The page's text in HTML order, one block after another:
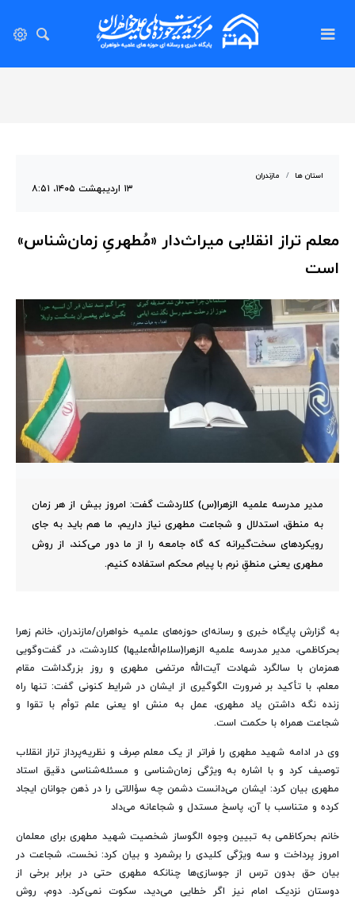
استان ها مازندران
۱۳ اردیبهشت ۱۴۰۵، ۸:۵۱
معلم تراز انقلابی میراث‌دار «مُطهریِ زمان‌شناس»
است
مدیر مدرسه علمیه الزهرا(س) کلاردشت گفت: امروز بیش از هر زمان
به منطق، استدلال و شجاعت مطهری نیاز داریم، ما هم باید به جای
رویکردهای سخت‌گیرانه که گاه جامعه را از ما دور می‌کند، از روش
مطهری یعنی منطقِ نرم با پیام محکم استفاده کنیم.
به گزارش پایگاه خبری و رسانه‌ای حوزه‌های علمیه خواهران/مازندران، خانم زهرا
بحرکاظمی، مدیر مدرسه علمیه الزهرا(سلام‌الله‌علیها) کلاردشت، در گفت‌وگویی
همزمان با سالگرد شهادت آیت‌الله مرتضی مطهری و روز بزرگداشت مقام
معلم، با تأکید بر ضرورت الگوگیری از ایشان در شرایط کنونی گفت: تنها راه
زنده نگه داشتن یاد مطهری، عمل به منش او یعنی علم توأم با تقوا و
شجاعت همراه با حکمت است.
وی در ادامه شهید مطهری را فراتر از یک معلم صِرف و نظریه‌پرداز تراز انقلاب
توصیف کرد و با اشاره به ویژگی زمان‌شناسی و مسئله‌شناسی دقیق استاد
مطهری بیان کرد: ایشان می‌دانست دشمن چه سؤالاتی را در ذهن جوانان ایجاد
کرده و متناسب با آن، پاسخ مستدل و شجاعانه می‌داد
خانم بحرکاظمی به تبیین وجوه الگوساز شخصیت شهید مطهری برای معلمان
امروز پرداخت و سه ویژگی کلیدی را برشمرد و بیان کرد: نخست، شجاعت در
بیان حق بدون ترس از جوسازی‌ها چنانکه مطهری حتی در برابر برخی از
دوستان نزدیک امام نیز اگر خطایی می‌دید، سکوت نمی‌کرد. دوم، روش